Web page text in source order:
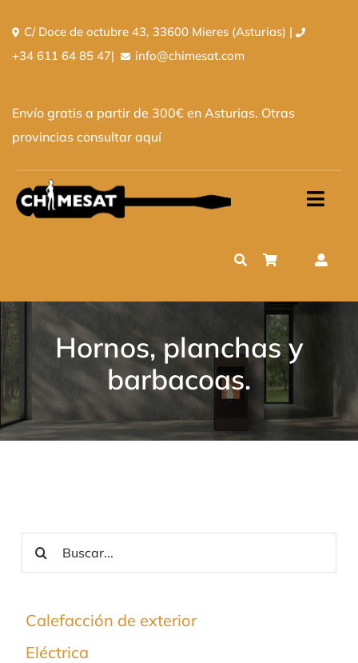
al
contenido
C/ Doce de octubre 43, 33600 Mieres (Asturias) |
+34 611 64 85 47| info@chimesat.com
Envío gratis a partir de 300€ en Asturias. Otras
provinciasconsultar aquí
Quiénes somos
Contacto
Hornos, planchas y
barbacoas.
Buscar:
Calefacción de exterior
Eléctrica